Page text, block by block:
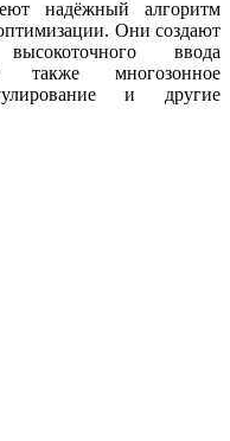
надёжный алгоритм
Они создают
ввода
многозонное
и другие